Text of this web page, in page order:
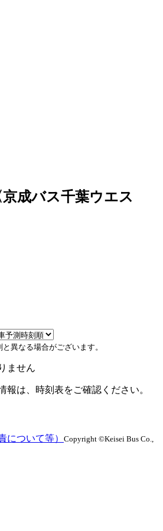
成バス千葉ウエス
異なる場合がございます。
ません
報は、時刻表をご確認ください。
について等） Copyright ©Keisei Bus Co.,